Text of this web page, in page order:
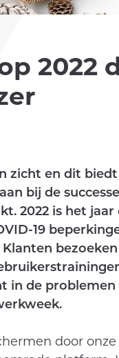
2022
zicht en dit
bij de
2022 is het
19
in de problemen
door